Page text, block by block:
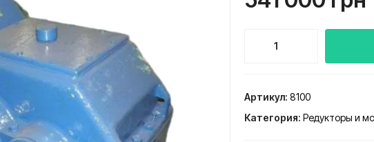
цилиндрический
Артикул: 8100
Категория: Редукторы и